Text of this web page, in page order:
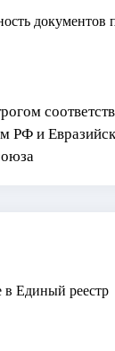
документов
РФ и
в Единый реестр